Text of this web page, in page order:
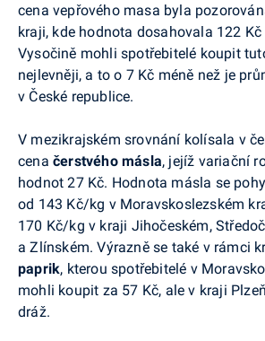
cena vepřového masa byla
kraji, kde hodnota dosahovala 122 Kč
Vysočině mohli spotřebitelé koupit
nejlevněji, a to o 7 Kč méně než je
v České republice.
V mezikrajském srovnání kolísala v
cena čerstvého másla, jejíž variační
hodnot 27 Kč. Hodnota másla se
od 143 Kč/kg v Moravskoslezském
170 Kč/kg v kraji Jihočeském,
a Zlínském. Výrazně se také v rámci
paprik, kterou spotřebitelé v
mohli koupit za 57 Kč, ale v kraji
dráž.